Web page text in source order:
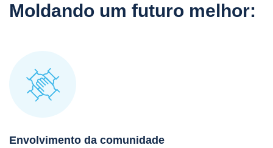
Moldando um futuro melhor:
Envolvimento da comunidade